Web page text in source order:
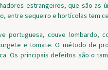
estrangeiros, que são as
entre sequeiro e hortícolas tem
portuguesa, couve lombardo,
e tomate. O método de
Os principais defeitos são o